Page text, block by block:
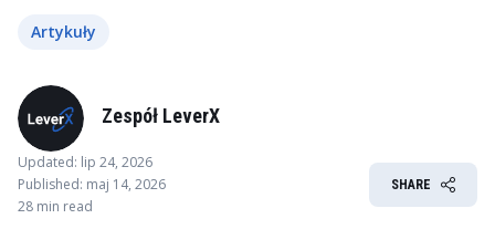
Artykuły
Zespół LeverX
Updated: lip 24, 2026
Published: maj 14, 2026
28 min read
SHARE